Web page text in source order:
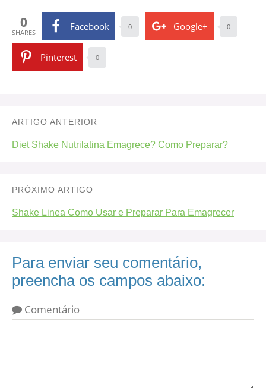
0
SHARES
Facebook 0 Google+ 0
Pinterest 0
ARTIGO ANTERIOR
Diet Shake Nutrilatina Emagrece? Como Preparar?
PRÓXIMO ARTIGO
Shake Linea Como Usar e Preparar Para Emagrecer
Para enviar seu comentário,
preencha os campos abaixo:
Comentário